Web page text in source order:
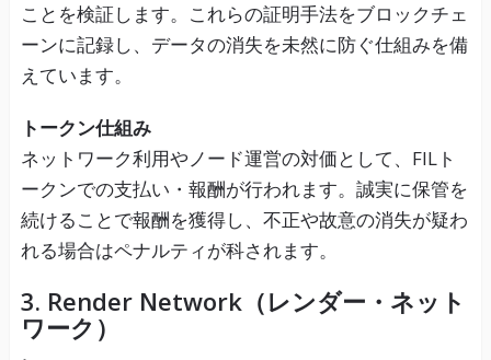
ことを検証します。これらの証明手法をブロックチェ
ーンに記録し、データの消失を未然に防ぐ仕組みを備
えています。
トークン仕組み
ネットワーク利用やノード運営の対価として、FILト
ークンでの支払い・報酬が行われます。誠実に保管を
続けることで報酬を獲得し、不正や故意の消失が疑わ
れる場合はペナルティが科されます。
3. Render Network（レンダー・ネット
ワーク）